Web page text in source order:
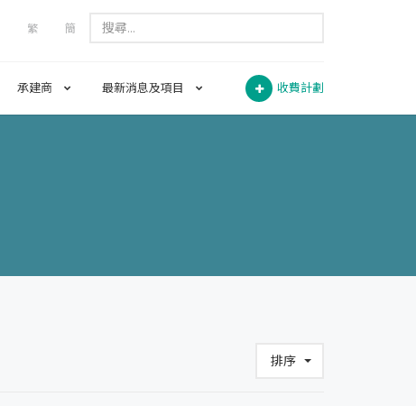
繁 簡
收費計劃
承建商 最新消息及項目
排序